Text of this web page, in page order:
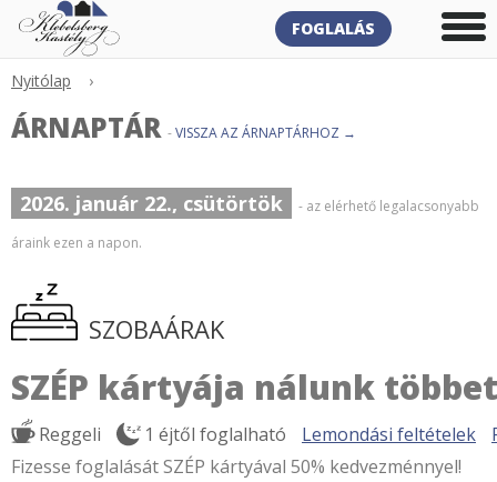
FOGLALÁS
Nyitólap ›
ÁRNAPTÁR -VISSZA AZ ÁRNAPTÁRHOZ →
2026. január 22., csütörtök
- az elérhető legalacsonyabb
áraink ezen a napon.
SZOBAÁRAK
SZÉP kártyája nálunk
Reggeli 1 éjtől foglalható Lemondási feltételek
Fizesse foglalását SZÉP kártyával 50% kedvezménnyel!